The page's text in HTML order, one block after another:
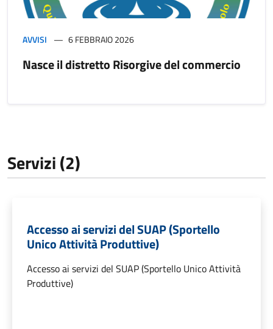
AVVISI 6 FEBBRAIO 2026
Nasce il distretto Risorgive del commercio
Servizi (2)
Accesso ai servizi del SUAP (Sportello
Unico Attività Produttive)
Accesso ai servizi del SUAP (Sportello Unico Attività
Produttive)